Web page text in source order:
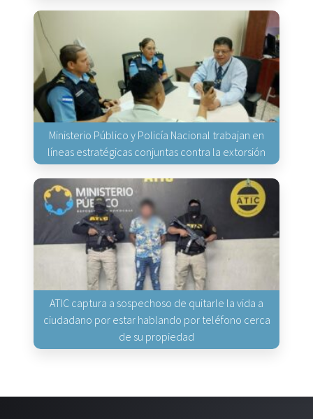
Ministerio Público y Policía Nacional trabajan en
líneas estratégicas conjuntas contra la extorsión
ATIC captura a sospechoso de quitarle la vida a
ciudadano por estar hablando por teléfono cerca
de su propiedad